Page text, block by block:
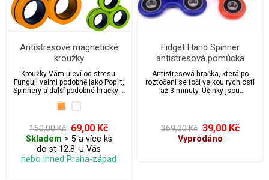
Antistresové magnetické
kroužky
Kroužky Vám uleví od stresu.
Fungují velmi podobně jako Pop it,
Spinnery a další podobné hračky s
minulosti.
150,00 Kč 69,00 Kč
Skladem > 5 a více ks
do st 12.8. u Vás
nebo ihned Praha-západ
Fidget Hand Spinner
antistresová pomůcka
Antistresová hračka, která po
roztočení se točí velkou rychlostí
až 3 minuty. Účinky jsou
369,00 Kč 39,00 Kč
Vyprodáno